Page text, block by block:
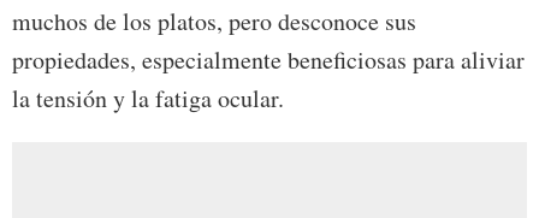
muchos de los platos, pero desconoce sus
propiedades, especialmente beneficiosas para aliviar
la tensión y la fatiga ocular.